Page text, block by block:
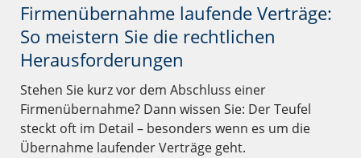
Firmenübernahme laufende Verträge:
So meistern Sie die rechtlichen
Herausforderungen
Stehen Sie kurz vor dem Abschluss einer
Firmenübernahme? Dann wissen Sie: Der Teufel
steckt oft im Detail – besonders wenn es um die
Übernahme laufender Verträge geht.